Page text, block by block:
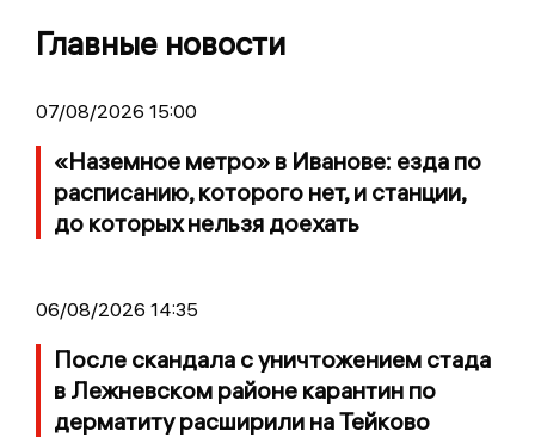
Главные новости
07/08/2026 15:00
«Наземное метро» в Иванове: езда по
расписанию, которого нет, и станции,
до которых нельзя доехать
06/08/2026 14:35
После скандала с уничтожением стада
в Лежневском районе карантин по
дерматиту расширили на Тейково